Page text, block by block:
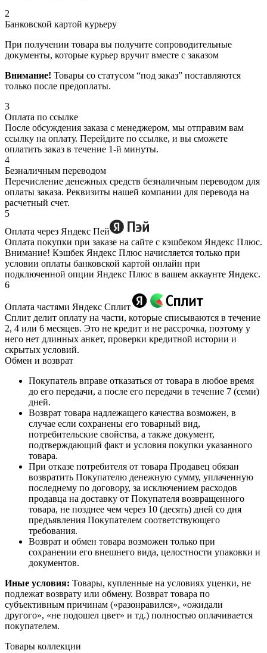
2
Банковской картой курьеру
При получении товара вы получите сопроводительные
документы, которые курьер вручит вместе с заказом
Внимание! Товары со статусом “под заказ” поставляются
только после предоплаты.
3
Оплата по ссылке
После обсуждения заказа с менеджером, мы отправим вам
ссылку на оплату. Перейдите по ссылке, и вы сможете
оплатить заказ в течение 1-й минуты.
4
Безналичным переводом
Перечисление денежных средств безналичным переводом для
оплаты заказа. Реквизиты нашей компании для перевода на
расчетный счет.
5
Оплата через Яндекс Пей
Оплата покупки при заказе на сайте с кэшбеком Яндекс Плюс.
Внимание! Кэшбек Яндекс Плюс начисляется только при
условии оплаты банковской картой онлайн при
подключенной опции Яндекс Плюс в вашем аккаунте Яндекс.
6
Оплата частями Яндекс Сплит
Сплит делит оплату на части, которые списываются в течение
2, 4 или 6 месяцев. Это не кредит и не рассрочка, поэтому у
него нет длинных анкет, проверки кредитной истории и
скрытых условий.
Обмен и возврат
Покупатель вправе отказаться от товара в любое время
до его передачи, а после его передачи в течение 7 (семи)
дней.
Возврат товара надлежащего качества возможен, в
случае если сохранены его товарный вид,
потребительские свойства, а также документ,
подтверждающий факт и условия покупки указанного
товара.
При отказе потребителя от товара Продавец обязан
возвратить Покупателю денежную сумму, уплаченную
последнему по договору, за исключением расходов
продавца на доставку от Покупателя возвращенного
товара, не позднее чем через 10 (десять) дней со дня
предъявления Покупателем соответствующего
требования.
Возврат и обмен товара возможен только при
сохранении его внешнего вида, целостности упаковки и
документов.
Иные условия: Товары, купленные на условиях уценки, не
подлежат возврату или обмену. Возврат товара по
субъективным причинам («разонравился», «ожидали
другого», «не подошел цвет» и тд.) полностью оплачивается
покупателем.
Товары коллекции